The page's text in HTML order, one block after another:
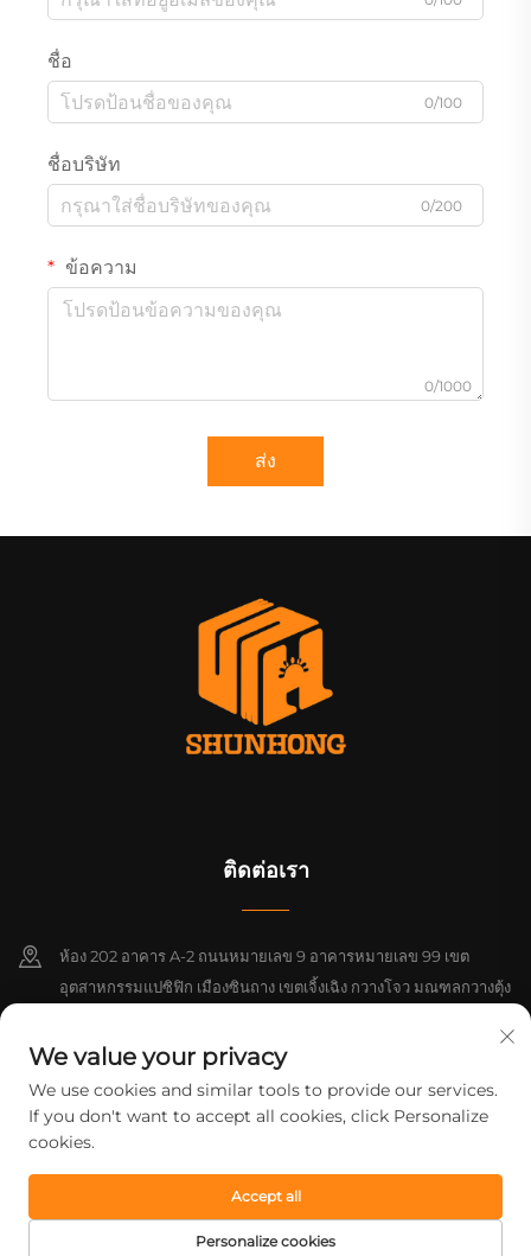
ชื่อ
0/100
ชื่อบริษัท
0/200
ข้อความ
0/1000
ส่ง
ติดต่อเรา
ห้อง 202 อาคาร A-2 ถนนหมายเลข 9 อาคารหมายเลข 99 เขต
อุตสาหกรรมแปซิฟิก เมืองซินถาง เขตเจิ้งเฉิง กวางโจว มณฑลกวางตุ้ง
+86-18925142858
[email protected]
ลิขสิทธิ์ © 2026 บริษัท กวางโจว ซือหง พรินติ้ง จำกัด สงวนสิทธิ์ทุกประการ
นโยบายความเป็นส่วนตัว
We value your privacy
We use cookies and similar tools to provide our services.
If you don't want to accept all cookies, click Personalize
cookies.
Personalize cookies
Accept all